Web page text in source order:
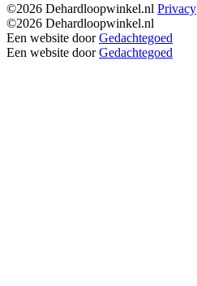
©2026 Dehardloopwinkel.nl Privacy
©2026 Dehardloopwinkel.nl
Een website doorGedachtegoed
Een website doorGedachtegoed